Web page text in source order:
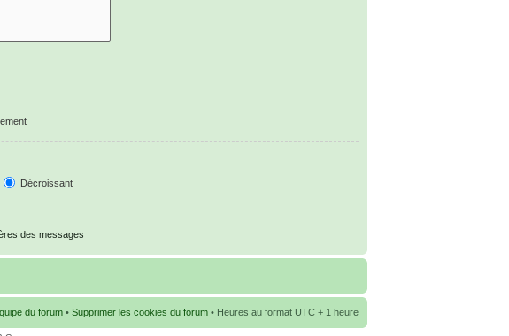
Décroissant
des messages
du forum • Supprimer les cookies du forum • Heures au format UTC + 1 heure